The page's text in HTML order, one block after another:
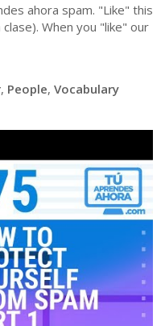
ahora spam. "Like" this
When you "like" our
, People, Vocabulary